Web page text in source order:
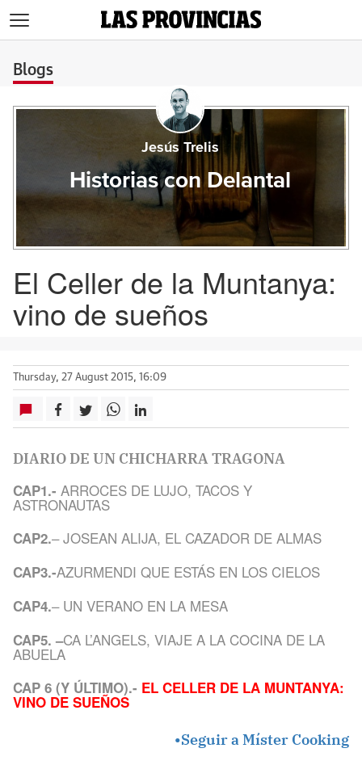
Blogs
Jesús Trelis
Historias con Delantal
El Celler de la Muntanya:
vino de sueños
Thursday, 27 August 2015, 16:09
DIARIO DE UN CHICHARRA TRAGONA
CAP1.- ARROCES DE LUJO, TACOS Y
ASTRONAUTAS
CAP2.–JOSEAN ALIJA, EL CAZADOR DE ALMAS
CAP3.-AZURMENDI QUE ESTÁS EN LOS CIELOS
CAP4.–UN VERANO EN LA MESA
CAP5. –CA L’ANGELS, VIAJE A LA COCINA DE LA
ABUELA
CAP 6 (Y ÚLTIMO).- EL CELLER DE LA MUNTANYA:
VINO DE SUEÑOS
•Seguir aMíster Cooking